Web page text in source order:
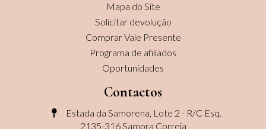
Mapa do Site
Solicitar devolução
Comprar Vale Presente
Programa de afiliados
Oportunidades
Contactos
Estada da Samorena, Lote 2 - R/C Esq.
2135-316 Samora Correia